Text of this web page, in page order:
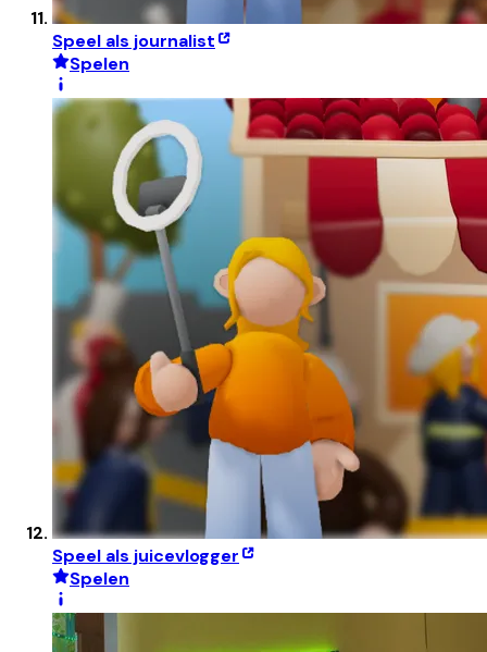
Speel als journalist
Spelen
Speel als juicevlogger
Spelen